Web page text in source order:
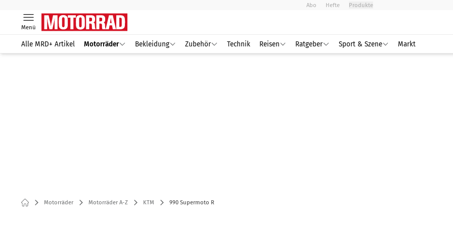
Abo Hefte Produkte
Menü
Alle MRD+ Artikel Motorräder Bekleidung Zubehör Technik Reisen Ratgeber Sport & Szene Markt
Motorräder Motorräder A-Z KTM 990 Supermoto R